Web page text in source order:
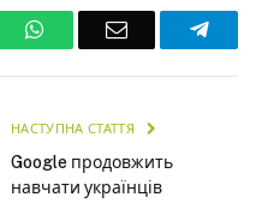
WhatsAppEmail
НАСТУПНА СТАТТЯ
Google продовжить
навчати українців